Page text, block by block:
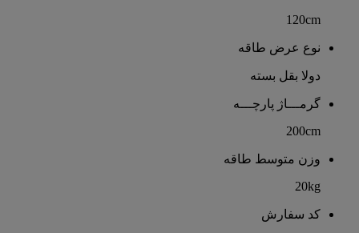
120cm
نوع عرض طاقه
دولا بقل بسته
گرمـــاژ پارچـــه
200cm
وزن متوسط طاقه
20kg
کد سفارش